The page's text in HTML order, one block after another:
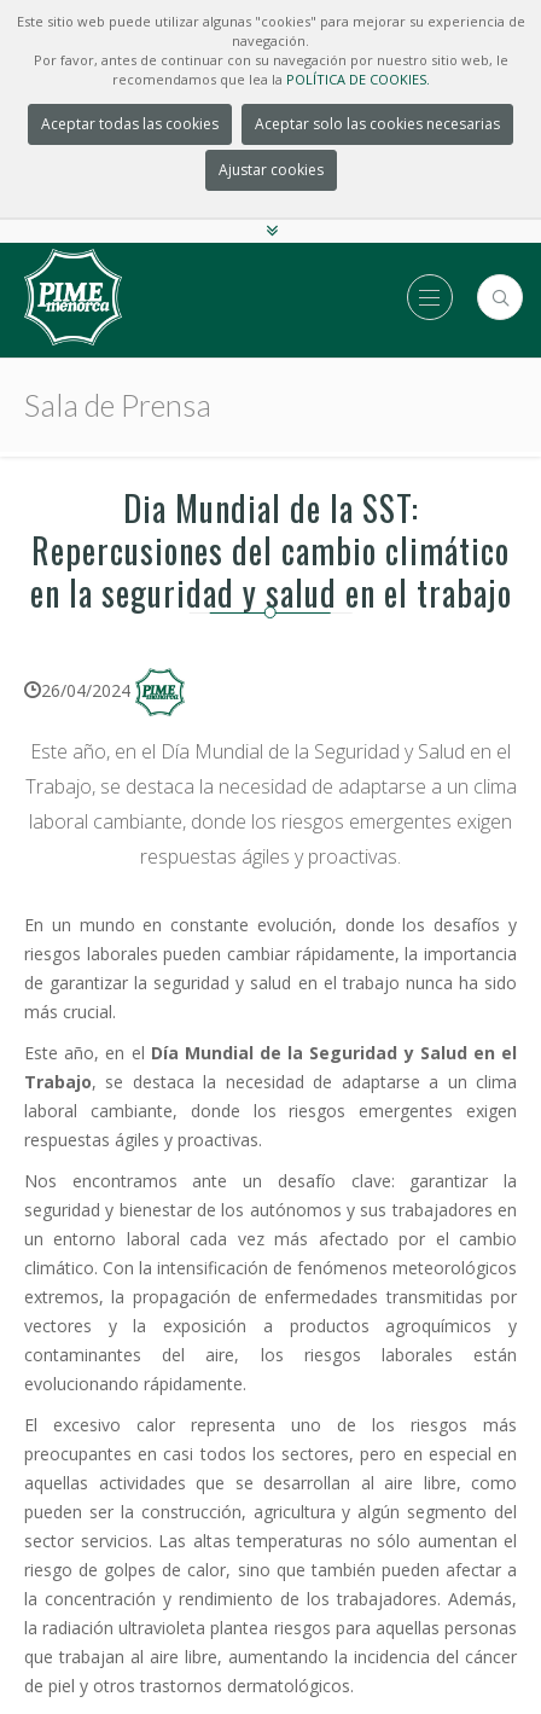
Este sitio web puede utilizar algunas "cookies" para mejorar su experiencia de
navegación.
Por favor, antes de continuar con su navegación por nuestro sitio web, le
recomendamos que lea la POLÍTICA DE COOKIES.
Aceptar todas las cookies Aceptar solo las cookies necesarias
Ajustar cookies
Sala de Prensa
Dia Mundial de la SST:
Repercusiones del cambio climático
en la seguridad y salud en el trabajo
26/04/2024
Este año, en el Día Mundial de la Seguridad y Salud en el
Trabajo, se destaca la necesidad de adaptarse a un clima
laboral cambiante, donde los riesgos emergentes exigen
respuestas ágiles y proactivas.
En un mundo en constante evolución, donde los desafíos y
riesgos laborales pueden cambiar rápidamente, la importancia
de garantizar la seguridad y salud en el trabajo nunca ha sido
más crucial.
Este año, en el Día Mundial de la Seguridad y Salud en el
Trabajo, se destaca la necesidad de adaptarse a un clima
laboral cambiante, donde los riesgos emergentes exigen
respuestas ágiles y proactivas.
Nos encontramos ante un desafío clave: garantizar la
seguridad y bienestar de los autónomos y sus trabajadores en
un entorno laboral cada vez más afectado por el cambio
climático. Con la intensificación de fenómenos meteorológicos
extremos, la propagación de enfermedades transmitidas por
vectores y la exposición a productos agroquímicos y
contaminantes del aire, los riesgos laborales están
evolucionando rápidamente.
El excesivo calor representa uno de los riesgos más
preocupantes en casi todos los sectores, pero en especial en
aquellas actividades que se desarrollan al aire libre, como
pueden ser la construcción, agricultura y algún segmento del
sector servicios. Las altas temperaturas no sólo aumentan el
riesgo de golpes de calor, sino que también pueden afectar a
la concentración y rendimiento de los trabajadores. Además,
la radiación ultravioleta plantea riesgos para aquellas personas
que trabajan al aire libre, aumentando la incidencia del cáncer
de piel y otros trastornos dermatológicos.